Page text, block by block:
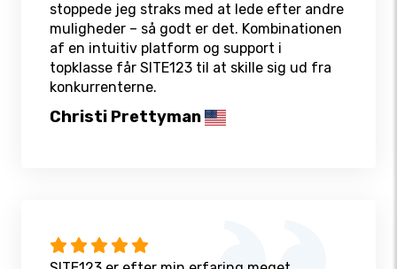
stoppede jeg straks med at lede efter andre
muligheder – så godt er det. Kombinationen
af en intuitiv platform og support i
topklasse får SITE123 til at skille sig ud fra
konkurrenterne.
Christi Prettyman